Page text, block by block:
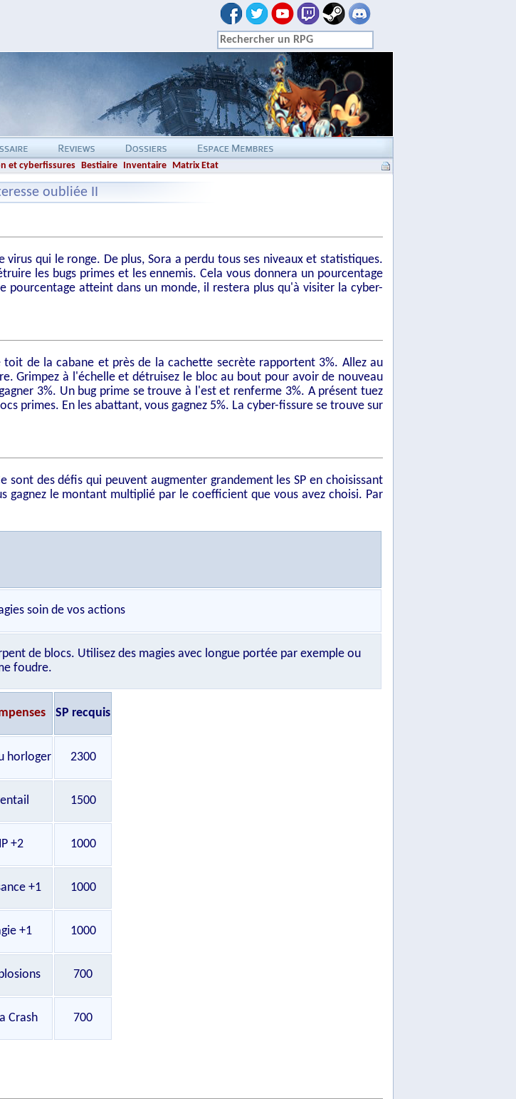
et cyberfissures Bestiaire Inventaire Matrix Etat
oubliée II
qui le ronge. De plus, Sora a perdu tous ses niveaux et statistiques.
les bugs primes et les ennemis. Cela vous donnera un pourcentage
pourcentage atteint dans un monde, il restera plus qu'à visiter la cyber-
de la cabane et près de la cachette secrète rapportent 3%. Allez au
Grimpez à l'échelle et détruisez le bloc au bout pour avoir de nouveau
3%. Un bug prime se trouve à l'est et renferme 3%. A présent tuez
primes. En les abattant, vous gagnez 5%. La cyber-fissure se trouve sur
sont des défis qui peuvent augmenter grandement les SP en choisissant
gagnez le montant multiplié par le coefficient que vous avez choisi. Par
soin de vos actions
de blocs. Utilisez des magies avec longue portée par exemple ou
foudre.
SP recquis
horloger 2300
1500
+2 1000
+1 1000
+1 1000
700
Crash 700